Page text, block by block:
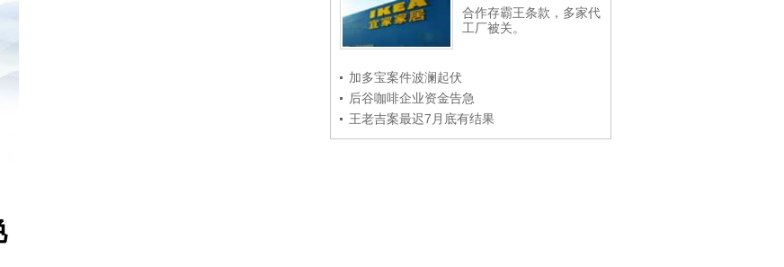
合作存霸王条款，多家代
工厂被关。
加多宝案件波澜起伏
后谷咖啡企业资金告急
王老吉案最迟7月底有结果